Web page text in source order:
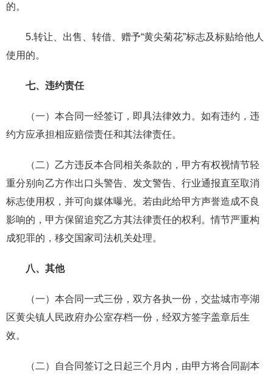
的。
5.转让、出售、转借、赠予“黄尖菊花”标志及标贴给他人
使用的。
七、违约责任
（一）本合同一经签订，即具法律效力。如有违约，违
约方应承担相应赔偿责任和其法律责任。
（二）乙方违反本合同相关条款的，甲方有权视情节轻
重分别向乙方作出口头警告、发文警告、行业通报直至取消
标志使用权，并可向媒体曝光。若由此给甲方声誉造成不良
影响的，甲方保留追究乙方其法律责任的权利。情节严重构
成犯罪的，移交国家司法机关处理。
八、其他
（一）本合同一式三份，双方各执一份，交盐城市亭湖
区黄尖镇人民政府办公室存档一份，经双方签字盖章后生
效。
（二）自合同签订之日起三个月内，由甲方将合同副本